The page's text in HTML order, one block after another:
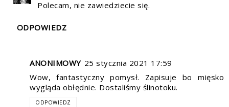
Polecam, nie zawiedziecie się.
ODPOWIEDZ
ANONIMOWY 25 stycznia 2021 17:59
Wow, fantastyczny pomysł. Zapisuje bo mięsko
wygląda obłędnie. Dostaliśmy ślinotoku.
ODPOWIEDZ